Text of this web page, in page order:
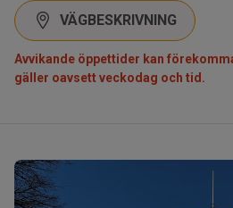
VÄGBESKRIVNING
Avvikande öppettider kan
gäller oavsett veckodag och tid.